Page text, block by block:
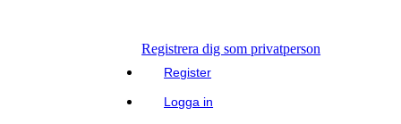
Registrera dig som privatperson
Register
Logga in